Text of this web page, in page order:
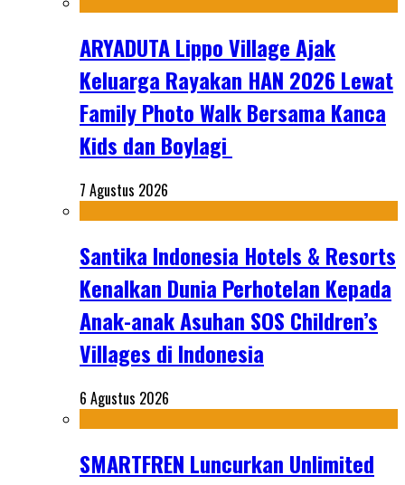
ARYADUTA Lippo Village Ajak
Keluarga Rayakan HAN 2026 Lewat
Family Photo Walk Bersama Kanca
Kids dan Boylagi
7 Agustus 2026
Santika Indonesia Hotels & Resorts
Kenalkan Dunia Perhotelan Kepada
Anak-anak Asuhan SOS Children’s
Villages di Indonesia
6 Agustus 2026
SMARTFREN Luncurkan Unlimited